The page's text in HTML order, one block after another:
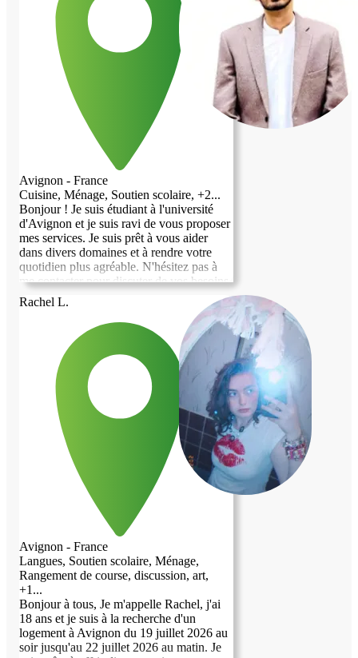
Avignon - France
Cuisine, Ménage, Soutien scolaire, +2...
Bonjour ! Je suis étudiant à l'université
d'Avignon et je suis ravi de vous proposer
mes services. Je suis prêt à vous aider
dans divers domaines et à rendre votre
quotidien plus agréable. N'hésitez pas à
me contacter pour discuter de vos besoins
et voir comment je peux vous assister. Au
plaisir de vous rencontrer !
Rachel L.
Avignon - France
Langues, Soutien scolaire, Ménage,
Rangement de course, discussion, art,
+1...
Bonjour à tous, Je m'appelle Rachel, j'ai
18 ans et je suis à la recherche d'un
logement à Avignon du 19 juillet 2026 au
soir jusqu'au 22 juillet 2026 au matin. Je